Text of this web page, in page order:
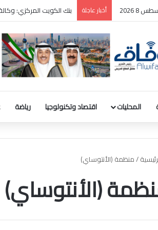
8 2026 أخبار عاجلة ترامب: سأطعن على حكم
المحليات اقتصاد وتكنولوجيا رياضة
/منظمة (الأنتوساي)
(الأنتوساي)